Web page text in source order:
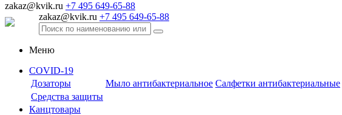
zakaz@kvik.ru +7 495 649-65-88
zakaz@kvik.ru +7 495 649-65-88
Меню
COVID-19
Дозаторы
Мыло антибактериальное Салфетки антибактериальные
Средства защиты
Канцтовары